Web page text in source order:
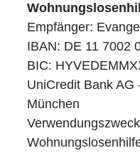
Empfänger:
IBAN: DE 11 7002
BIC:
UniCredit Bank AG
München